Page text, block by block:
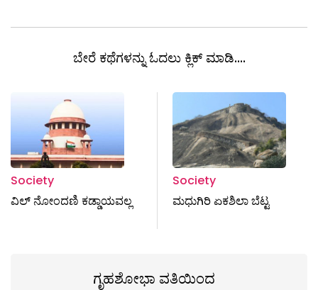
ಬೇರೆ ಕಥೆಗಳನ್ನು ಓದಲು ಕ್ಲಿಕ್ ಮಾಡಿ....
Society
ವಿಲ್​ ನೋಂದಣಿ ಕಡ್ಡಾಯವಲ್ಲ
Society
ಮಧುಗಿರಿ ಏಕಶಿಲಾ ಬೆಟ್ಟ
ಗೃಹಶೋಭಾ ವತಿಯಿಂದ